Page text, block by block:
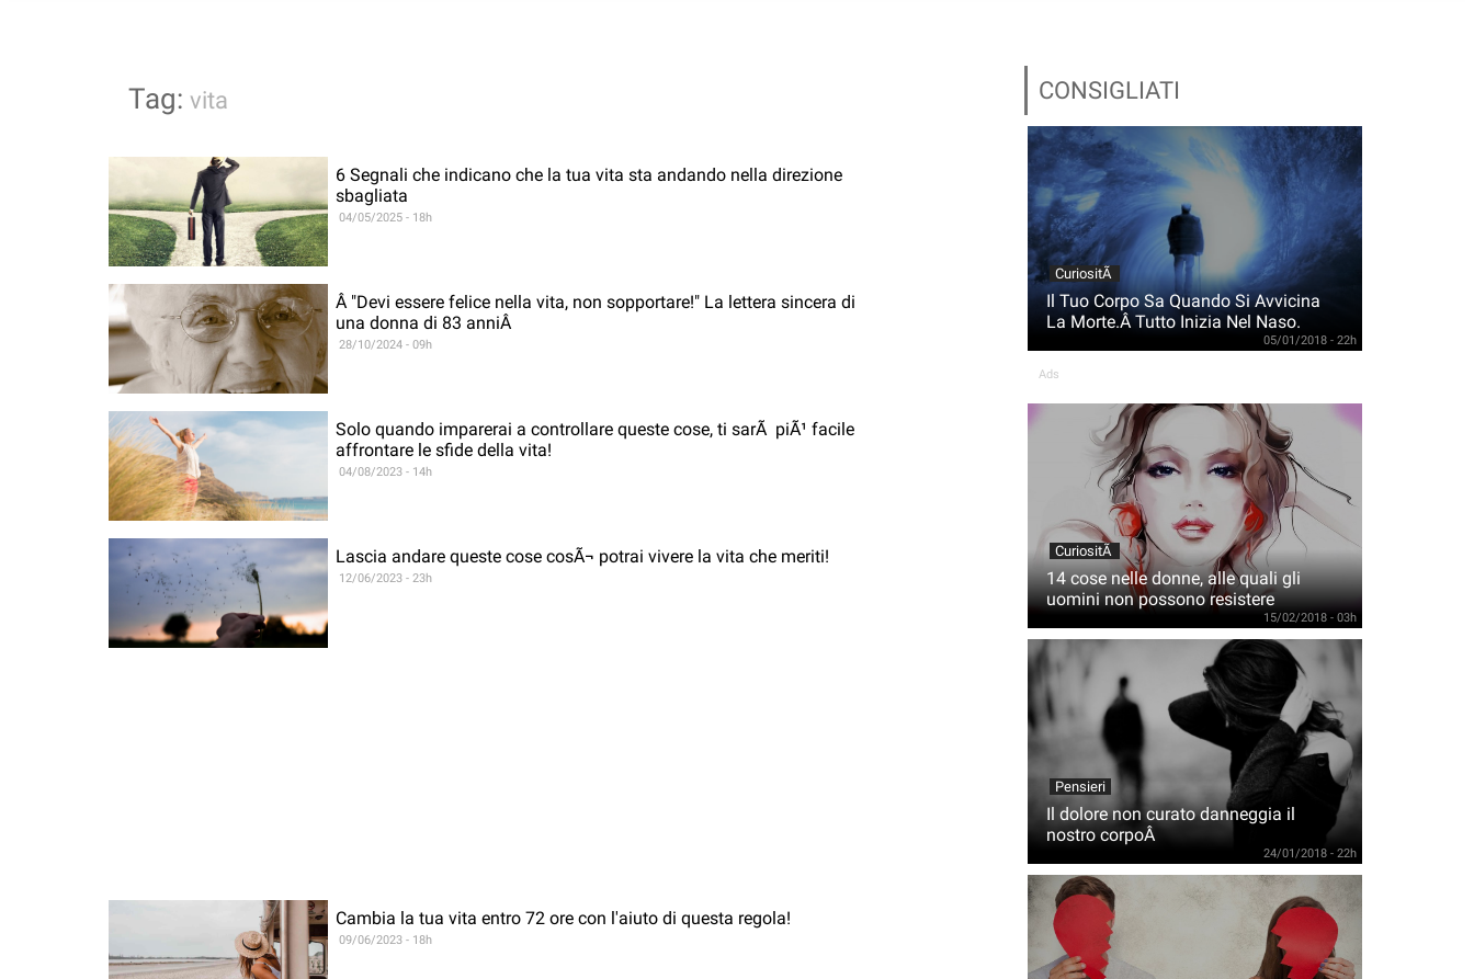
Tag: vita
6 Segnali che indicano che la tua vita sta andando nella direzione
sbagliata
04/05/2025 - 18h
Â "Devi essere felice nella vita, non sopportare!" La lettera sincera di
una donna di 83 anniÂ
28/10/2024 - 09h
Solo quando imparerai a controllare queste cose, ti sarÃ piÃ¹ facile
affrontare le sfide della vita!
04/08/2023 - 14h
Lascia andare queste cose cosÃ¬ potrai vivere la vita che meriti!
12/06/2023 - 23h
Cambia la tua vita entro 72 ore con l'aiuto di questa regola!
09/06/2023 - 18h
CONSIGLIATI
CuriositÃ
Il Tuo Corpo Sa Quando Si Avvicina
La Morte.Â Tutto Inizia Nel Naso.
05/01/2018 - 22h
Ads
CuriositÃ
14 cose nelle donne, alle quali gli
uomini non possono resistere
15/02/2018 - 03h
Pensieri
Il dolore non curato danneggia il
nostro corpoÂ
24/01/2018 - 22h